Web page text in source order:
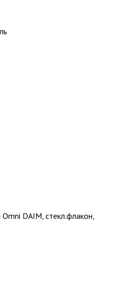
DAIM, стекл.флакон,